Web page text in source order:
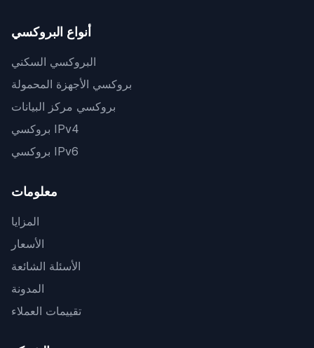
أنواع البروكسي
البروكسي السكني
بروكسي الأجهزة المحمولة
بروكسي مركز البيانات
بروكسي IPv4
بروكسي IPv6
معلومات
المزايا
الأسعار
الأسئلة الشائعة
المدونة
تقييمات العملاء